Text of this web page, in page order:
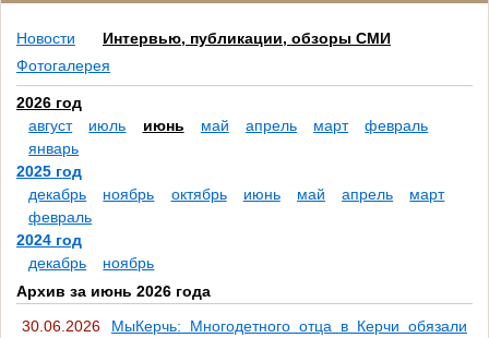
Новости
Интервью, публикации, обзоры СМИ
Фотогалерея
2026 год
август
июль июнь май апрель март
февраль
январь
2025 год
декабрь
ноябрь октябрь июнь май апрель
март
февраль
2024 год
декабрь
ноябрь
Архив за июнь 2026 года
30.06.2026
МыКерчь: Многодетного отца в Керчи обязали